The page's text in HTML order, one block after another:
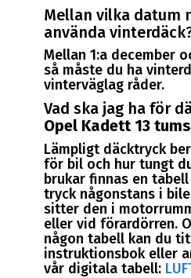
Mellan vilka datum
använda
Mellan 1:a december
så måste du ha
vinterväglag råder.
Vad ska jag ha för
Opel Kadett 13
Lämpligt däcktryck
för bil och hur tungt
brukar finnas en
tryck någonstans i
sitter den i
eller vid förardörren.
någon tabell kan du
instruktionsbok eller
vår digitala tabell: